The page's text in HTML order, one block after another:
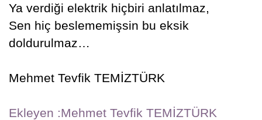
Ya verdiği elektrik hiçbiri anlatılmaz,
Sen hiç beslememişsin bu eksik
doldurulmaz…
Mehmet Tevfik TEMİZTÜRK
Ekleyen :Mehmet Tevfik TEMİZTÜRK